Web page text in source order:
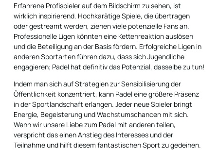
Erfahrene Profispieler auf dem Bildschirm zu sehen, ist
wirklich inspirierend. Hochkarätige Spiele, die übertragen
oder gestreamt werden, ziehen viele potenzielle Fans an.
Professionelle Ligen könnten eine Kettenreaktion auslösen
und die Beteiligung an der Basis fördern. Erfolgreiche Ligen in
anderen Sportarten führen dazu, dass sich Jugendliche
engagieren; Padel hat definitiv das Potenzial, dasselbe zu tun!
Indem man sich auf Strategien zur Sensibilisierung der
Öffentlichkeit konzentriert, kann Padel eine größere Präsenz
in der Sportlandschaft erlangen. Jeder neue Spieler bringt
Energie, Begeisterung und Wachstumschancen mit sich.
Wenn wir unsere Liebe zum Padel mit anderen teilen,
verspricht das einen Anstieg des Interesses und der
Teilnahme und hilft diesem fantastischen Sport zu gedeihen.